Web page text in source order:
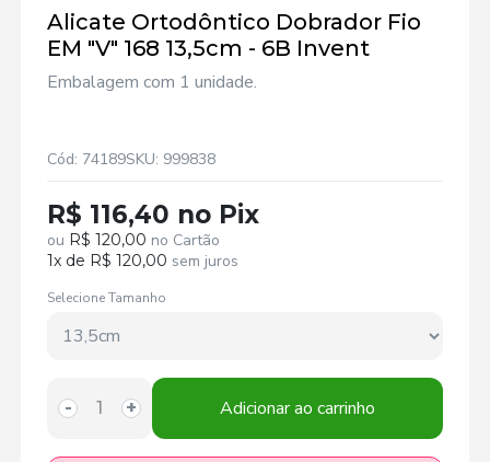
Alicate Ortodôntico Dobrador Fio
EM "V" 168 13,5cm - 6B Invent
Embalagem com 1 unidade.
Cód: 74189SKU: 999838
R$ 116,40 no Pix
ou R$ 120,00 no Cartão
1x de R$ 120,00 sem juros
Selecione Tamanho
- + Adicionar ao carrinho